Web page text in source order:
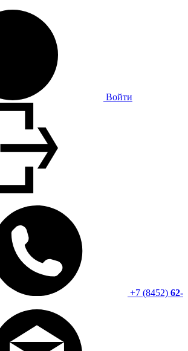
Войти
+7 (8452) 62-